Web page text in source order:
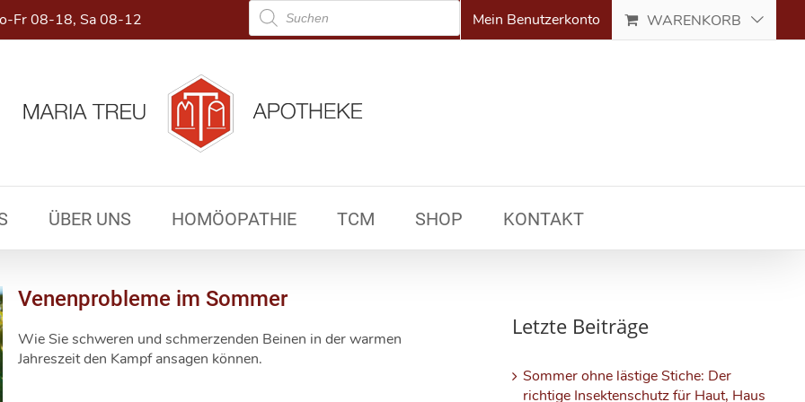
Fr 08-18, Sa 08-12
Products
search Mein Benutzerkonto WARENKORB
ÜBER UNS HOMÖOPATHIE TCM SHOP KONTAKT
Venenprobleme im Sommer
Wie Sie schweren und schmerzenden Beinen in der warmen
Jahreszeit den Kampf ansagen können.
Letzte Beiträge
Sommer ohne lästige Stiche: Der
richtige Insektenschutz für Haut, Haus